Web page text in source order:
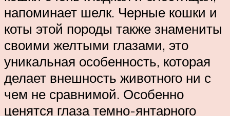
напоминает шелк. Черные кошки и
коты этой породы также знамениты
своими желтыми глазами, это
уникальная особенность, которая
делает внешность животного ни с
чем не сравнимой. Особенно
ценятся глаза темно-янтарного